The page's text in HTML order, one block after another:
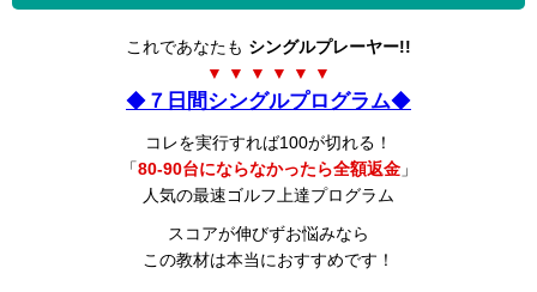
これであなたも シングルプレーヤー!!
▼ ▼ ▼ ▼ ▼ ▼
◆ ７日間シングルプログラム◆
コレを実行すれば100が切れる！
「80-90台にならなかったら全額返金」
人気の最速ゴルフ上達プログラム
スコアが伸びずお悩みなら
この教材は本当におすすめです！